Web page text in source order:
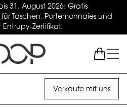
31. August 2026: Gratis
Taschen, Portemonnaies und
Entrupy-Zertifikat.
Verkaufe mit uns